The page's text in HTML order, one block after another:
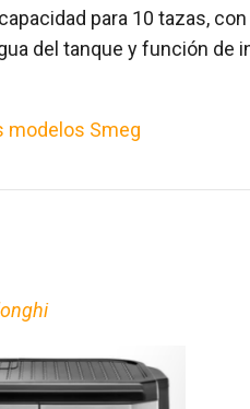
para 10 tazas, con
del tanque y función de
modelos Smeg